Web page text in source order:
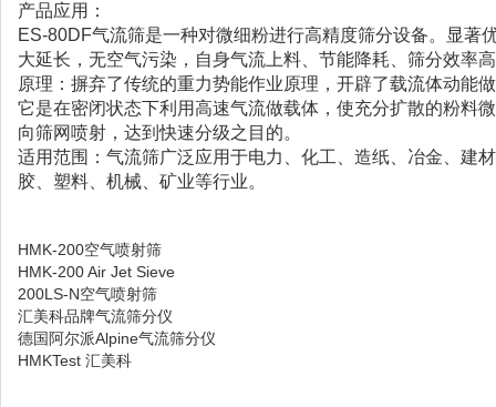
产品应用：
ES-80DF气流筛是一种对微细粉进行高精度筛分设备。显著
大延长，无空气污染，自身气流上料、节能降耗、筛分效率
原理：摒弃了传统的重力势能作业原理，开辟了载流体动能
它是在密闭状态下利用高速气流做载体，使充分扩散的粉料
向筛网喷射，达到快速分级之目的。
适用范围：气流筛广泛应用于电力、化工、造纸、冶金、建
胶、塑料、机械、矿业等行业。
HMK-200空气喷射筛
HMK-200 Air Jet Sieve
200LS-N空气喷射筛
汇美科品牌气流筛分仪
德国阿尔派Alpine气流筛分仪
HMKTest 汇美科